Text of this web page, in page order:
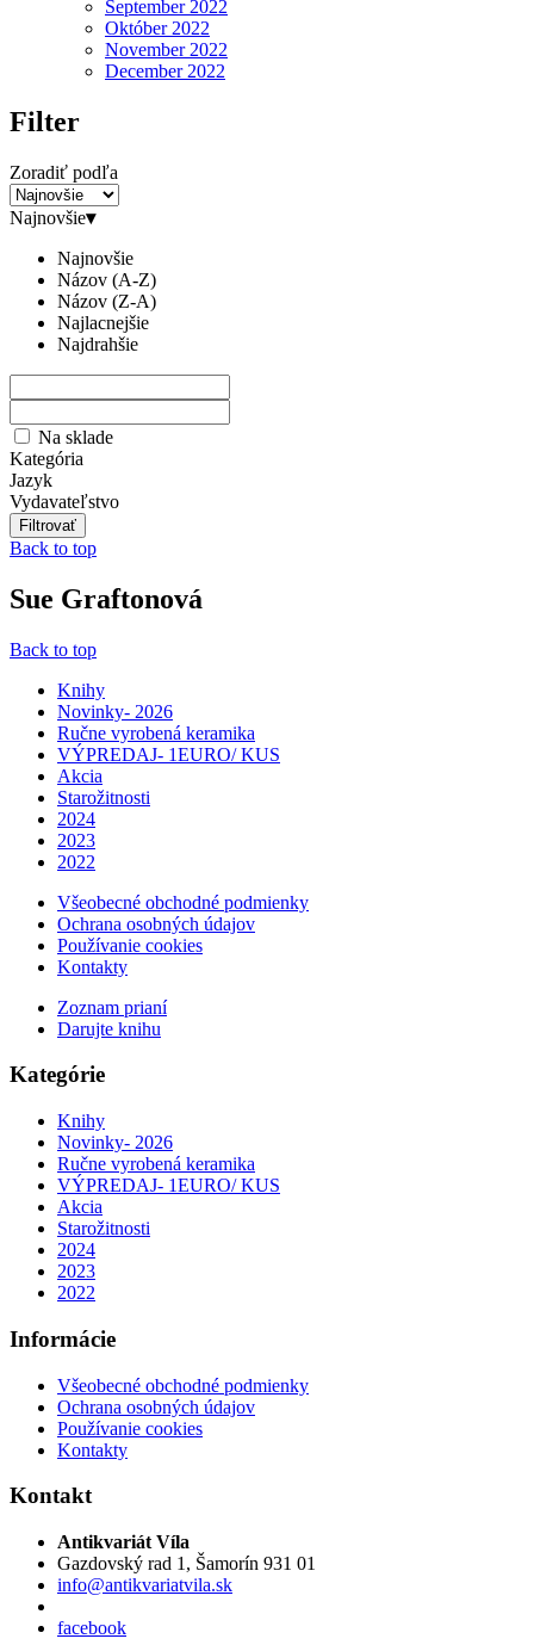
September 2022
Október 2022
November 2022
December 2022
Filter
Zoradiť podľa
Najnovšie▾
Najnovšie
Názov (A-Z)
Názov (Z-A)
Najlacnejšie
Najdrahšie
Na sklade
Kategória
Jazyk
Vydavateľstvo
Back to top
Sue Graftonová
Back to top
Knihy
Novinky- 2026
Ručne vyrobená keramika
VÝPREDAJ- 1EURO/ KUS
Akcia
Starožitnosti
2024
2023
2022
Všeobecné obchodné podmienky
Ochrana osobných údajov
Používanie cookies
Kontakty
Zoznam prianí
Darujte knihu
Kategórie
Knihy
Novinky- 2026
Ručne vyrobená keramika
VÝPREDAJ- 1EURO/ KUS
Akcia
Starožitnosti
2024
2023
2022
Informácie
Všeobecné obchodné podmienky
Ochrana osobných údajov
Používanie cookies
Kontakty
Kontakt
Antikvariát Víla
Gazdovský rad 1, Šamorín 931 01
info@antikvariatvila.sk
facebook